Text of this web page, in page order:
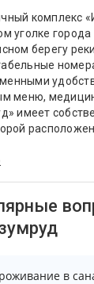
комплекс
уголке
берегу
меню,
имеет
в